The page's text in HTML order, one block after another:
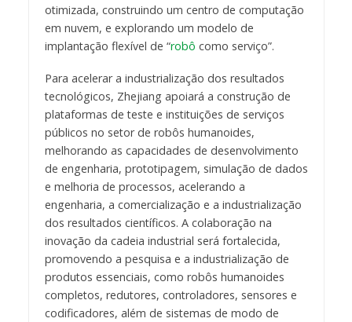
otimizada, construindo um centro de computação
em nuvem, e explorando um modelo de
implantação flexível de “robô como serviço”.
Para acelerar a industrialização dos resultados
tecnológicos, Zhejiang apoiará a construção de
plataformas de teste e instituições de serviços
públicos no setor de robôs humanoides,
melhorando as capacidades de desenvolvimento
de engenharia, prototipagem, simulação de dados
e melhoria de processos, acelerando a
engenharia, a comercialização e a industrialização
dos resultados científicos. A colaboração na
inovação da cadeia industrial será fortalecida,
promovendo a pesquisa e a industrialização de
produtos essenciais, como robôs humanoides
completos, redutores, controladores, sensores e
codificadores, além de sistemas de modo de